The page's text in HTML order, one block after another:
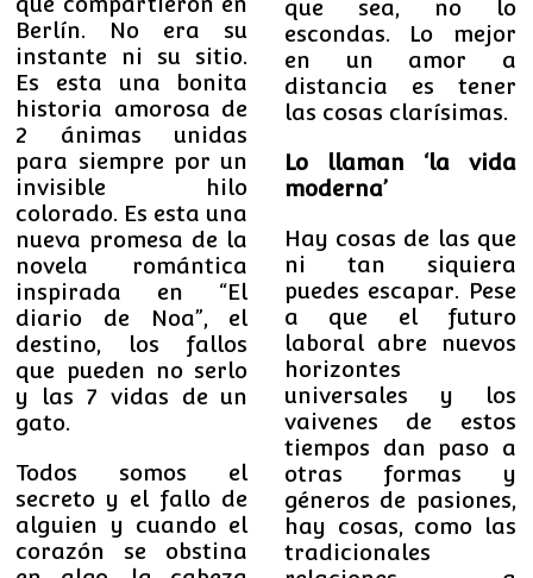
Berlín. No era su
instante ni su sitio.
Es esta una bonita
historia amorosa de
2 ánimas unidas
para siempre por un
invisible hilo
colorado. Es esta una
nueva promesa de la
novela romántica
inspirada en “El
diario de Noa”, el
destino, los fallos
que pueden no serlo
y las 7 vidas de un
gato.
Todos somos el
secreto y el fallo de
alguien y cuando el
corazón se obstina
que sea, no lo
escondas. Lo mejor
en un amor a
distancia es tener
las cosas clarísimas.
Lo llaman ‘la vida
moderna’
Hay cosas de las que
ni tan siquiera
puedes escapar. Pese
a que el futuro
laboral abre nuevos
horizontes
universales y los
vaivenes de estos
tiempos dan paso a
otras formas y
géneros de pasiones,
hay cosas, como las
tradicionales